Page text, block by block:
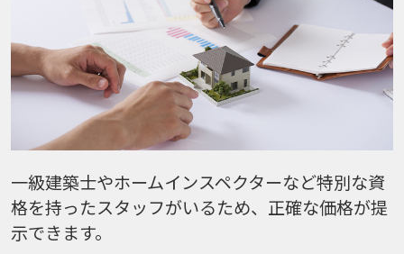
一級建築士やホームインスペクターなど特別な資
格を持ったスタッフがいるため、正確な価格が提
示できます。